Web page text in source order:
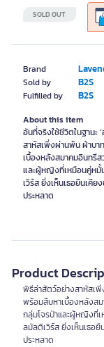
Brand
Sold by B2S
Fulfilled by B2S
SOLD OUT
About this item
อันที่จริงใช้ชีวิตในฐานะ
สาหัสเพิ่งผ่านพ้น ฝ่าบ
เบื้องหลังสมาคมอินทรี
และผู้หญิงที่เหมือนคู่หมั้
เวิร์ส ยิ่งเห็นเธอยืนเคี
ประหลาด
Product
พิธีล่าสัตว์อย่างสาหัสเ
พร้อมสืบหาเบื้องหลังส
กลุ่มโจรป่าและผู้หญิงที่
ลมัลติเวิร์ส ยิ่งเห็นเธอ
ประหลาด